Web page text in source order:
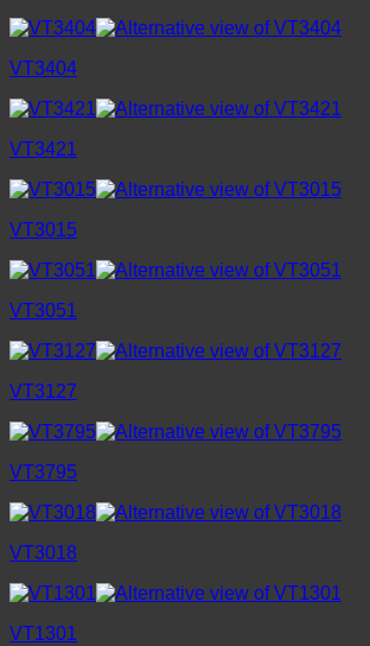
VT3404
VT3421
VT3015
VT3051
VT3127
VT3795
VT3018
VT1301